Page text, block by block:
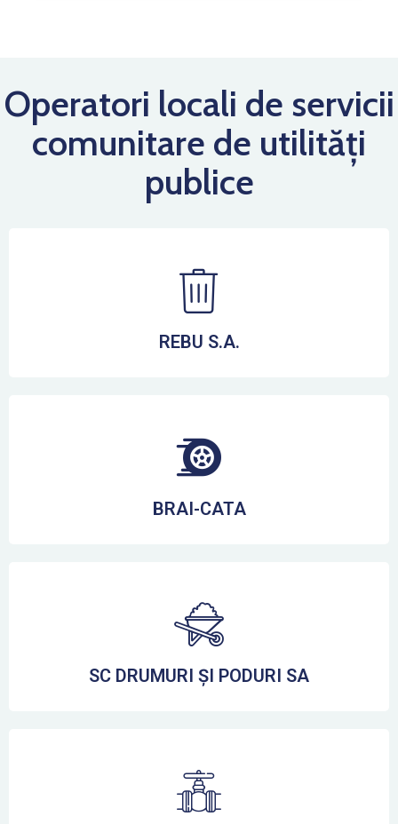
Operatori locali de servicii
comunitare de utilități
publice
REBU S.A.
BRAI-CATA
SC DRUMURI ȘI PODURI SA